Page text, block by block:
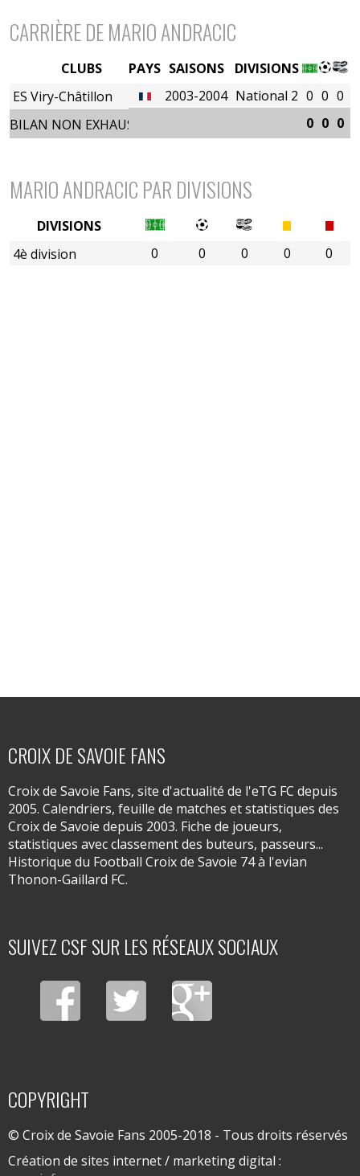
CARRIÈRE DE MARIO ANDRACIC
PAYS SAISONS
DIVISIONS
2003-2004 National 2 0 0 0
0 0 0
CLUBS
ES Viry-Châtillon
BILAN NON EXHAUSTIF
MARIO ANDRACIC PAR DIVISIONS
0 0 0 0 0
DIVISIONS
4è division
CROIX DE SAVOIE FANS
Croix de Savoie Fans, site d'actualité de l'eTG FC depuis
2005. Calendriers, feuille de matches et statistiques des
Croix de Savoie depuis 2003. Fiche de joueurs,
statistiques avec classement des buteurs, passeurs...
Historique du Football Croix de Savoie 74 à l'evian
Thonon-Gaillard FC.
SUIVEZ CSF SUR LES RÉSEAUX SOCIAUX
COPYRIGHT
© Croix de Savoie Fans 2005-2018 - Tous droits réservés
Création de sites internet / marketing digital :